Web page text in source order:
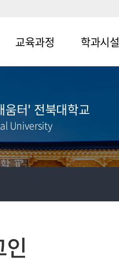
교육과정
메뉴2-2
학과시설
메뉴3-2
움터' 전북대학교
University